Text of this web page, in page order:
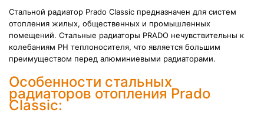
Стальной радиатор Prado Classic предназначен для систем
отопления жилых, общественных и промышленных
помещений. Стальные радиаторы PRADO нечувствительны к
колебаниям PH теплоносителя, что является большим
преимуществом перед алюминиевыми радиаторами.
Особенности стальных
радиаторов отопления Prado
Classic: